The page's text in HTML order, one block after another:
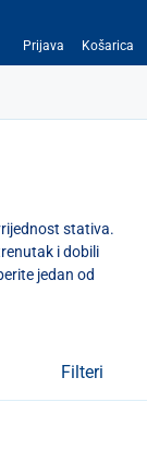
Prijava Košarica
stativa.
i dobili
jedan od
Filteri